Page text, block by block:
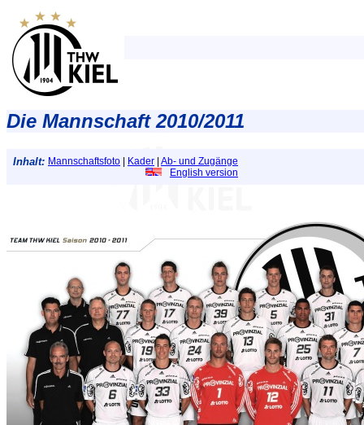
Die Mannschaft 2010/2011
Inhalt: Mannschaftsfoto Kader Ab- und Zugänge
English version